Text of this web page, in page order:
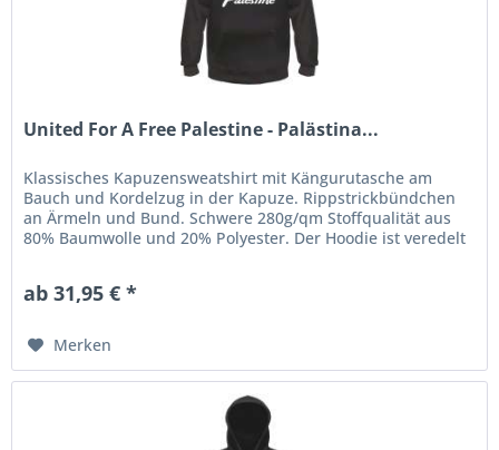
United For A Free Palestine - Palästina...
Klassisches Kapuzensweatshirt mit Kängurutasche am
Bauch und Kordelzug in der Kapuze. Rippstrickbündchen
an Ärmeln und Bund. Schwere 280g/qm Stoffqualität aus
80% Baumwolle und 20% Polyester. Der Hoodie ist veredelt
ab 31,95 € *
Merken